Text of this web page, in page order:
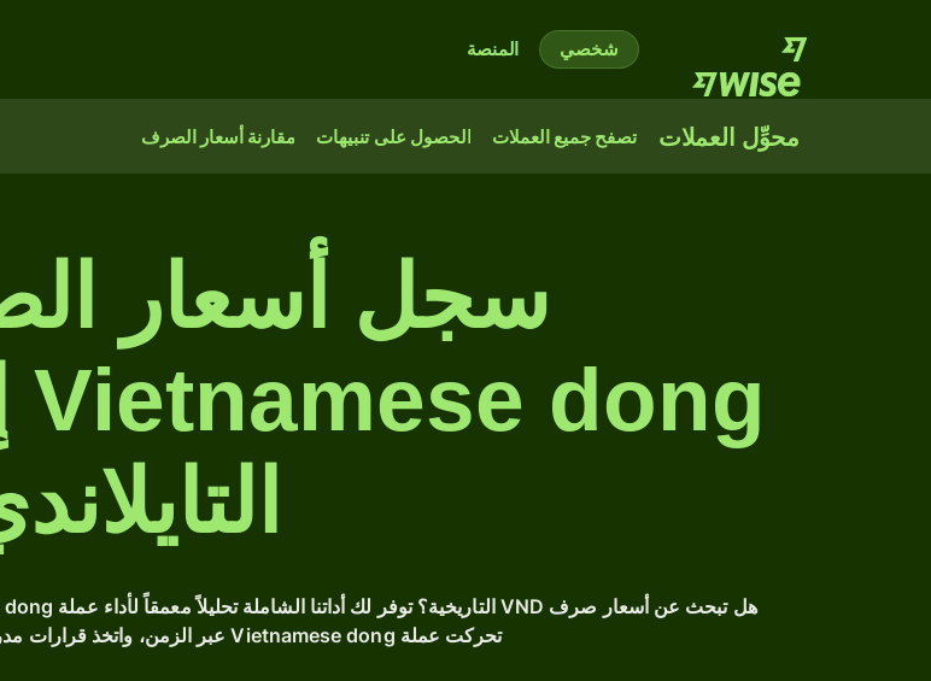
شخصي المنصة
محوِّل العملات تصفح جميع العملات الحصول على تنبيهات مقارنة أسعار الصرف
سجل أسعار
تحركت عملة Vietnamese dong عبر الزمن، واتخذ قرارات مدروسة استناداً إلى بياناتنا الموثوقة.